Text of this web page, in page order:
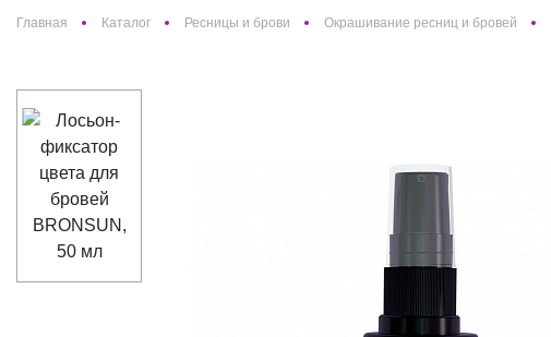
Главная Каталог Ресницы и брови Окрашивание ресниц и бровей